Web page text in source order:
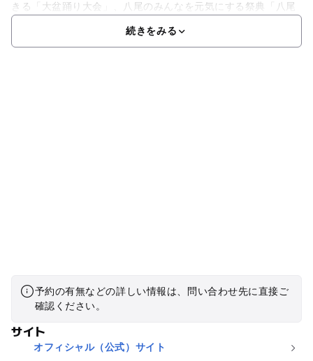
きる「大盆踊り大会」、八尾のみんなを元気にする祭典「八尾
続きをみる
予約の有無などの詳しい情報は、問い合わせ先に直接ご
確認ください。
サイト
オフィシャル（公式）サイト